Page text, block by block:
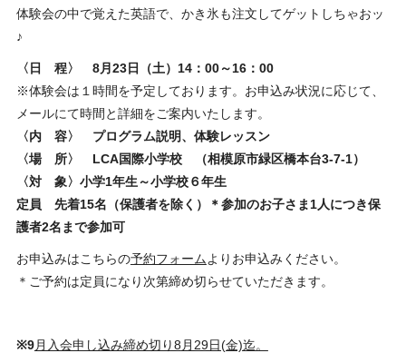
体験会の中で覚えた英語で、かき氷も注文してゲットしちゃおッ
♪
〈日 程〉 8月23日（土）14：00～16：00
※体験会は１時間を予定しております。お申込み状況に応じて、
メールにて時間と詳細をご案内いたします。
〈内 容〉 プログラム説明、体験レッスン
〈場 所〉 LCA国際小学校 （相模原市緑区橋本台3-7-1）
〈対 象〉小学1年生～小学校６年生
定員 先着15名（保護者を除く）＊参加のお子さま1人につき保
護者2名まで参加可
お申込みはこちらの予約フォーム よりお申込みください。
＊ご予約は定員になり次第締め切らせていただきます。
※9月入会申し込み締め切り8 月29日(金)迄。